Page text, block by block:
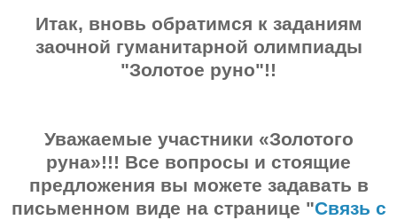
Итак, вновь обратимся к заданиям
заочной гуманитарной олимпиады
"Золотое руно"!!
Уважаемые участники «Золотого
руна»!!! Все вопросы и стоящие
предложения вы можете задавать в
письменном виде на странице "Связь с